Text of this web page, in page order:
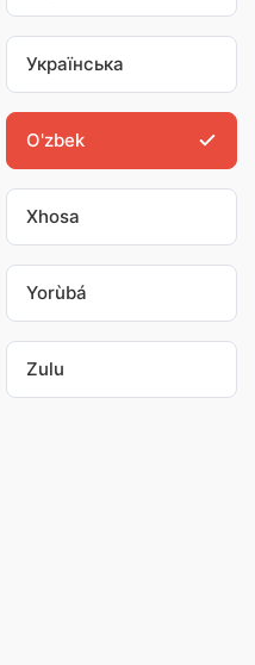
Українська
O'zbek
Xhosa
Yorùbá
Zulu